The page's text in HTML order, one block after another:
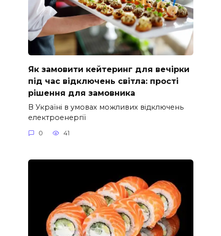
Як замовити кейтеринг для вечірки
під час відключень світла: прості
рішення для замовника
В Україні в умовах можливих відключень
електроенергії
0 41